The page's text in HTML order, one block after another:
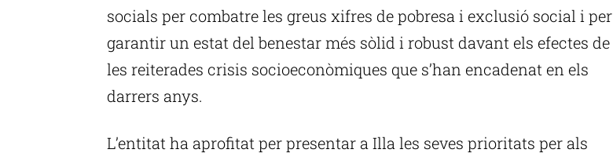
socials per combatre les greus xifres de pobresa i exclusió social i per
garantir un estat del benestar més sòlid i robust davant els efectes de
les reiterades crisis socioeconòmiques que s’han encadenat en els
darrers anys.
L’entitat ha aprofitat per presentar a Illa les seves prioritats per als